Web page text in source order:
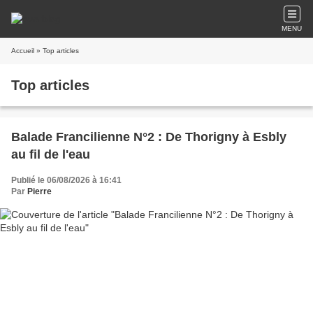
MENU
Accueil » Top articles
Top articles
Balade Francilienne N°2 : De Thorigny à Esbly
au fil de l'eau
Publié le 06/08/2026 à 16:41
Par Pierre